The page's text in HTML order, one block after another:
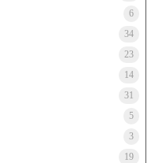
6
34
23
14
31
5
3
19